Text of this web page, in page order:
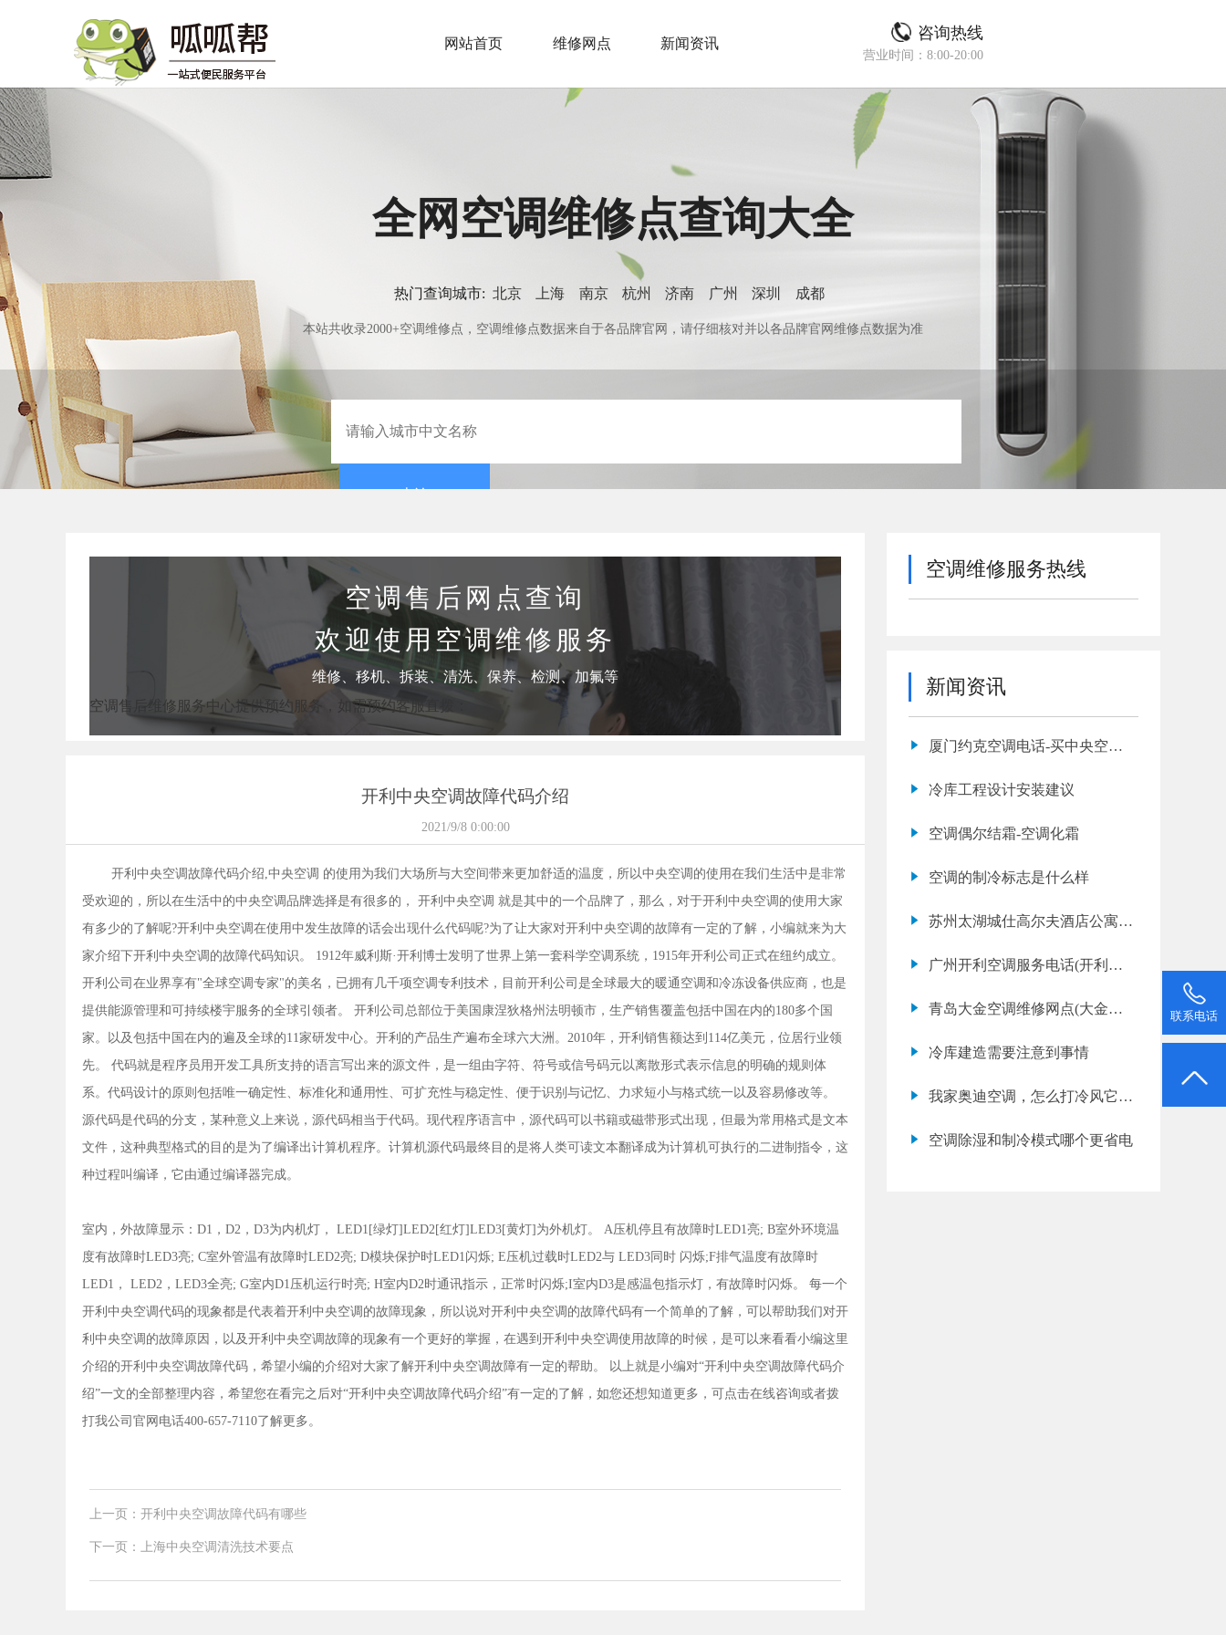
网站首页 维修网点 新闻资讯
咨询热线
营业时间：8:00-20:00
全网空调维修点查询大全
热门查询城市: 北京 上海 南京 杭州 济南 广州 深圳 成都
本站共收录2000+空调维修点，空调维修点数据来自于各品牌官网，请仔细核对并以各品牌官网维修点数据为准
空调售后网点查询
欢迎使用空调维修服务
维修、移机、拆装、清洗、保养、检测、加氟等
空调售后维修服务中心提供预约服务，如需预约客服直拨：
开利中央空调故障代码介绍
2021/9/8 0:00:00
开利中央空调故障代码介绍,中央空调 的使用为我们大场所与大空间带来更加舒适的温度，所以中央空调的使用在我们生活中是非常
受欢迎的，所以在生活中的中央空调品牌选择是有很多的， 开利中央空调 就是其中的一个品牌了，那么，对于开利中央空调的使用大家
有多少的了解呢?开利中央空调在使用中发生故障的话会出现什么代码呢?为了让大家对开利中央空调的故障有一定的了解，小编就来为大
家介绍下开利中央空调的故障代码知识。 1912年威利斯·开利博士发明了世界上第一套科学空调系统，1915年开利公司正式在纽约成立。
开利公司在业界享有"全球空调专家"的美名，已拥有几千项空调专利技术，目前开利公司是全球最大的暖通空调和冷冻设备供应商，也是
提供能源管理和可持续楼宇服务的全球引领者。 开利公司总部位于美国康涅狄格州法明顿市，生产销售覆盖包括中国在内的180多个国
家。以及包括中国在内的遍及全球的11家研发中心。开利的产品生产遍布全球六大洲。2010年，开利销售额达到114亿美元，位居行业领
先。 代码就是程序员用开发工具所支持的语言写出来的源文件，是一组由字符、符号或信号码元以离散形式表示信息的明确的规则体
系。代码设计的原则包括唯一确定性、标准化和通用性、可扩充性与稳定性、便于识别与记忆、力求短小与格式统一以及容易修改等。
源代码是代码的分支，某种意义上来说，源代码相当于代码。现代程序语言中，源代码可以书籍或磁带形式出现，但最为常用格式是文本
文件，这种典型格式的目的是为了编译出计算机程序。计算机源代码最终目的是将人类可读文本翻译成为计算机可执行的二进制指令，这
种过程叫编译，它由通过编译器完成。
室内，外故障显示：D1，D2，D3为内机灯， LED1[绿灯]LED2[红灯]LED3[黄灯]为外机灯。 A压机停且有故障时LED1亮; B室外环境温
度有故障时LED3亮; C室外管温有故障时LED2亮; D模块保护时LED1闪烁; E压机过载时LED2与 LED3同时 闪烁;F排气温度有故障时
LED1， LED2，LED3全亮; G室内D1压机运行时亮; H室内D2时通讯指示，正常时闪烁;I室内D3是感温包指示灯，有故障时闪烁。 每一个
开利中央空调代码的现象都是代表着开利中央空调的故障现象，所以说对开利中央空调的故障代码有一个简单的了解，可以帮助我们对开
利中央空调的故障原因，以及开利中央空调故障的现象有一个更好的掌握，在遇到开利中央空调使用故障的时候，是可以来看看小编这里
介绍的开利中央空调故障代码，希望小编的介绍对大家了解开利中央空调故障有一定的帮助。 以上就是小编对“开利中央空调故障代码介
绍”一文的全部整理内容，希望您在看完之后对“开利中央空调故障代码介绍”有一定的了解，如您还想知道更多，可点击在线咨询或者拨
打我公司官网电话400-657-7110了解更多。
上一页：开利中央空调故障代码有哪些
下一页：上海中央空调清洗技术要点
空调维修服务热线
新闻资讯
厦门约克空调电话-买中央空调
冷库工程设计安装建议
空调偶尔结霜-空调化霜
空调的制冷标志是什么样
苏州太湖城仕高尔夫酒店公寓中
广州开利空调服务电话(开利空
青岛大金空调维修网点(大金空
冷库建造需要注意到事情
我家奥迪空调，怎么打冷风它自
空调除湿和制冷模式哪个更省电
联系电话